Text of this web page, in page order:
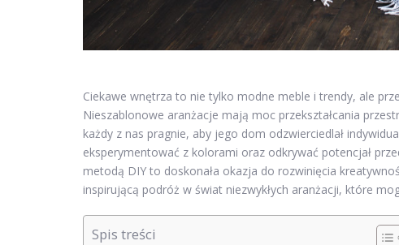
Ciekawe wnętrza to nie tylko modne meble i trendy, ale
Nieszablonowe aranżacje mają moc przekształcania
każdy z nas pragnie, aby jego dom odzwierciedlał
eksperymentować z kolorami oraz odkrywać potencjał
metodą DIY to doskonała okazja do rozwinięcia
inspirującą podróż w świat niezwykłych aranżacji, które
Spis treści